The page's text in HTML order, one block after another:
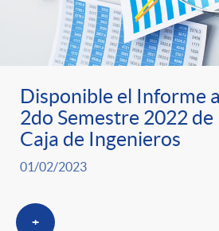
Disponible el Informe
2do Semestre 2022 de
Caja de Ingenieros
01/02/2023
+